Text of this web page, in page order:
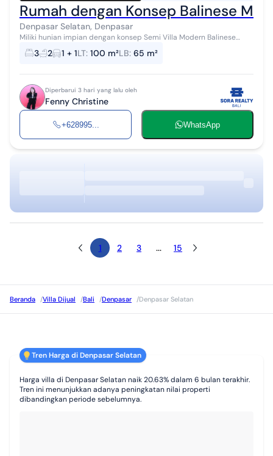
Rumah dengan Konsep Balinese
Denpasar Selatan, Denpasar
Miliki hunian impian dengan konsep Semi Villa Modern Balinese
yang elegan. Perpaduan sempurna antara kenyamanan modern dan
ketenangan nuansa Bali...
3 2 1 + 1LT: 100 m²LB: 65 m²
Diperbarui 3 hari yang lalu oleh
Fenny Christine
+628995... WhatsApp
1 2 3 ... 15
Beranda /Villa Dijual /Bali /Denpasar /Denpasar Selatan
Tren Harga di Denpasar Selatan
Harga villa di Denpasar Selatan naik 20.63% dalam 6 bulan terakhir.
Tren ini menunjukkan adanya peningkatan nilai properti
dibandingkan periode sebelumnya.